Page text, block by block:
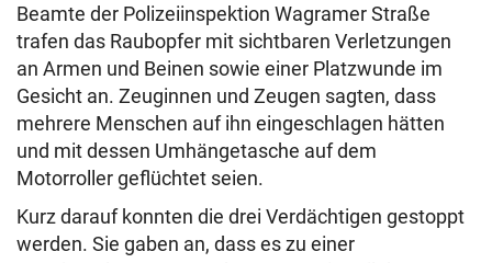
Beamte der Polizeiinspektion Wagramer Straße
trafen das Raubopfer mit sichtbaren Verletzungen
an Armen und Beinen sowie einer Platzwunde im
Gesicht an. Zeuginnen und Zeugen sagten, dass
mehrere Menschen auf ihn eingeschlagen hätten
und mit dessen Umhängetasche auf dem
Motorroller geflüchtet seien.
Kurz darauf konnten die drei Verdächtigen gestoppt
werden. Sie gaben an, dass es zu einer